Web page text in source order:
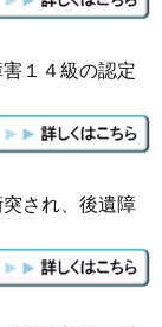
１４級の認定
され、後遺障